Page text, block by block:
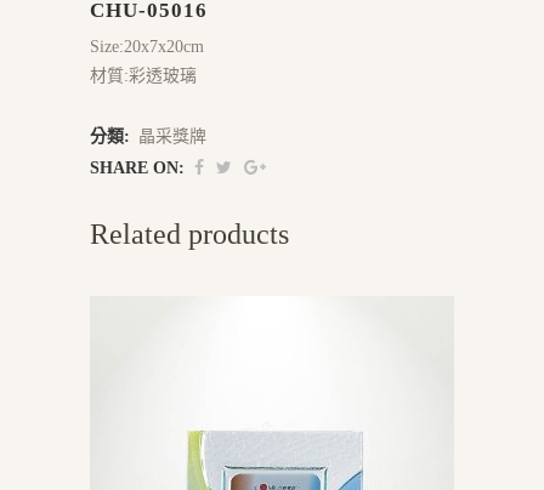
CHU-05016
Size:20x7x20cm
材質:彩透玻璃
分類: 晶采獎牌
SHARE ON:
Related products